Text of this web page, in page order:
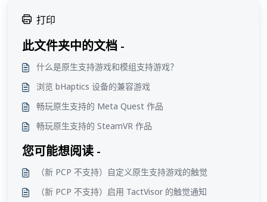
打印
此文件夹中的文档 -
什么是原生支持游戏和模组支持游戏？
浏览 bHaptics 设备的兼容游戏
畅玩原生支持的 Meta Quest 作品
畅玩原生支持的 SteamVR 作品
您可能想阅读 -
（新 PCP 不支持）自定义原生支持游戏的触觉
（新 PCP 不支持）启用 TactVisor 的触觉通知